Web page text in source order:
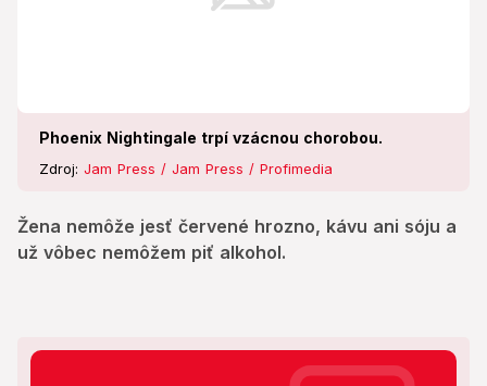
Phoenix Nightingale trpí vzácnou chorobou.
Zdroj: Jam Press / Jam Press / Profimedia
Žena nemôže jesť červené hrozno, kávu ani sóju a
už vôbec nemôžem piť alkohol.